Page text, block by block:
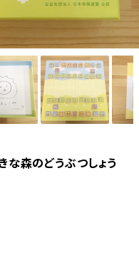
な森のどうぶつしょう